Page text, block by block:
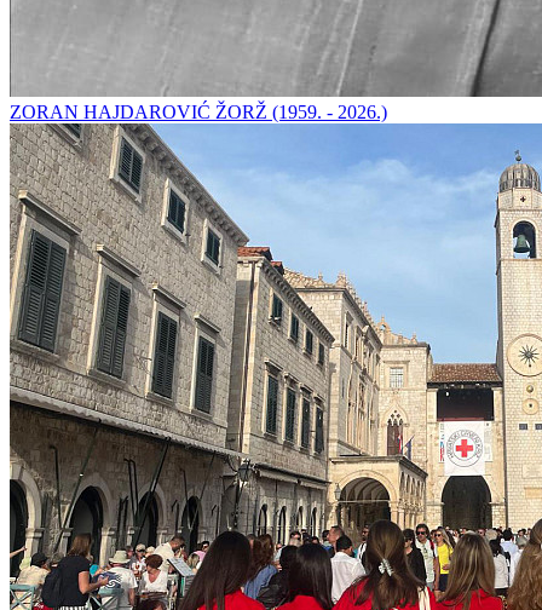
ZORAN HAJDAROVIĆ ŽORŽ (1959. - 2026.)